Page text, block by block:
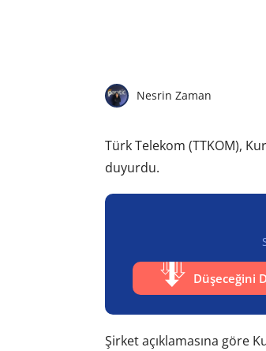
Nesrin Zaman
Türk Telekom (TTKOM),
duyurdu.
Düşeceğini
Şirket açıklamasına göre